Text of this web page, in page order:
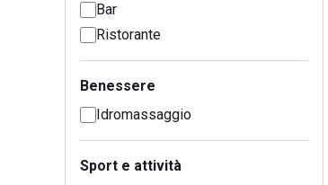
Bar
Ristorante
Benessere
Idromassaggio
Sport e attività